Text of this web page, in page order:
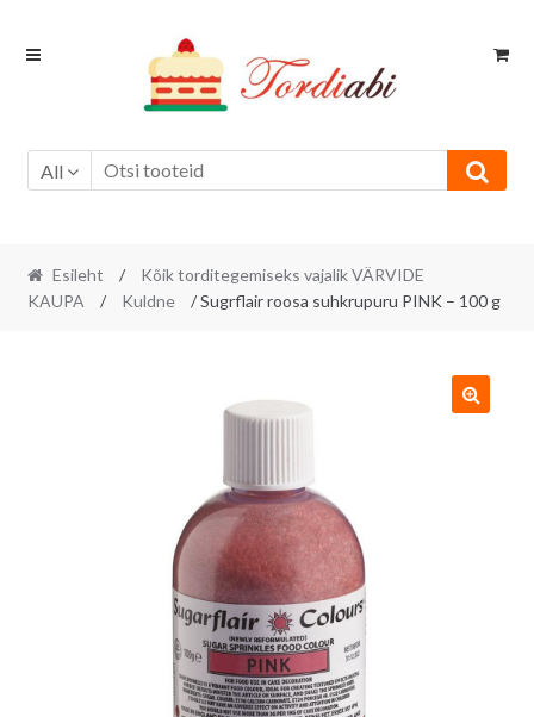
Skip
Skip
All
Esileht /
Kõik torditegemiseks vajalik VÄRVIDE
KAUPA
/ Kuldne / Sugrflair roosa suhkrupuru PINK – 100 g